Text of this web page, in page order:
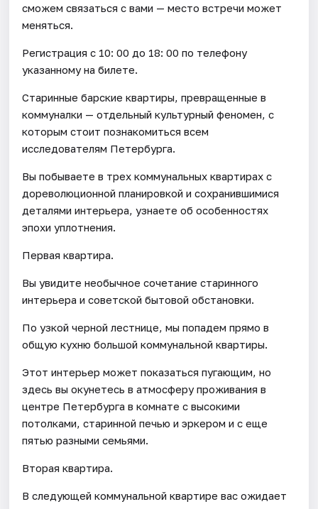
сможем связаться с вами — место встречи может
меняться.
Регистрация с 10: 00 до 18: 00 по телефону
указанному на билете.
Старинные барские квартиры, превращенные в
коммуналки — отдельный культурный феномен, с
которым стоит познакомиться всем
исследователям Петербурга.
Вы побываете в трех коммунальных квартирах с
дореволюционной планировкой и сохранившимися
деталями интерьера, узнаете об особенностях
эпохи уплотнения.
Первая квартира.
Вы увидите необычное сочетание старинного
интерьера и советской бытовой обстановки.
По узкой черной лестнице, мы попадем прямо в
общую кухню большой коммунальной квартиры.
Этот интерьер может показаться пугающим, но
здесь вы окунетесь в атмосферу проживания в
центре Петербурга в комнате с высокими
потолками, старинной печью и эркером и с еще
пятью разными семьями.
Вторая квартира.
В следующей коммунальной квартире вас ожидает